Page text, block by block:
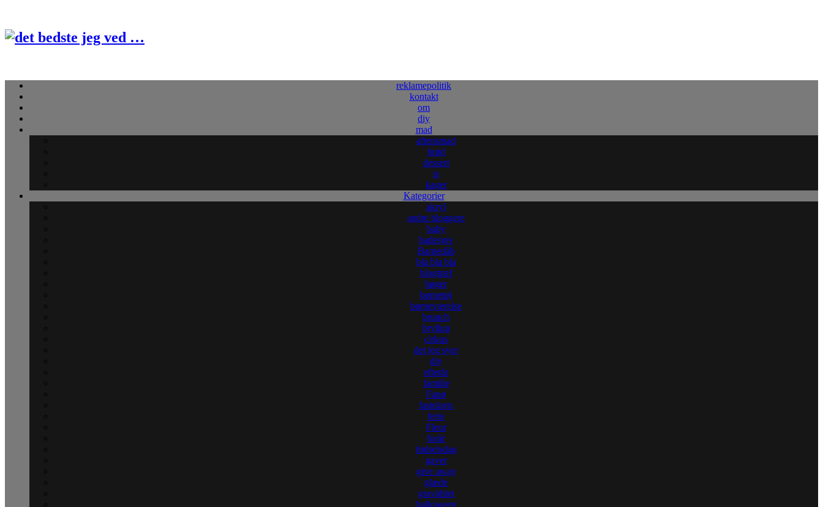
reklamepolitik
kontakt
om
diy
mad
aftensmad
brød
dessert
is
kager
Kategorier
akryl
andre bloggere
baby
badesjov
Barnedåb
bla bla bla
blogtræf
bøger
børnetøj
børneværelse
brunch
bryllup
cirkus
det jeg syer
diy
efterår
familie
Fanø
fastelavn
ferie
Fleur
forår
fødselsdag
gaver
give away
glæde
graviditet
halloween